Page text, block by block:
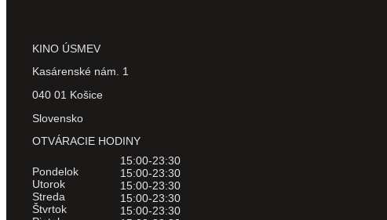
KINO ÚSMEV
Kasárenské nám. 1
040 01 Košice
Slovensko
OTVÁRACIE HODINY
Pondelok
Utorok
Streda
Štvrtok
15:00-23:30
15:00-23:30
15:00-23:30
15:00-23:30
15:00-23:30